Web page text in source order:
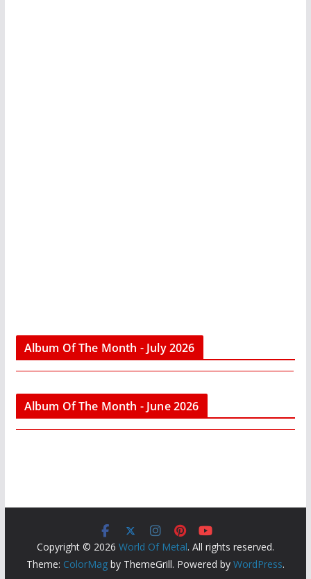
Album Of The Month - July 2026
Album Of The Month - June 2026
Copyright © 2026 World Of Metal. All rights reserved.
Theme: ColorMagby ThemeGrill. Powered by WordPress.